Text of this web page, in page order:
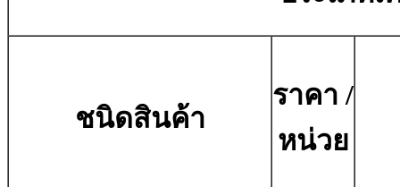
ชนิดสินค้า
ราคา /
หน่วย